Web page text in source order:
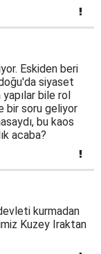
Eskiden beri
siyaset
bile rol
bir soru geliyor
bu kaos
acaba?
kurmadan
Kuzey Iraktan